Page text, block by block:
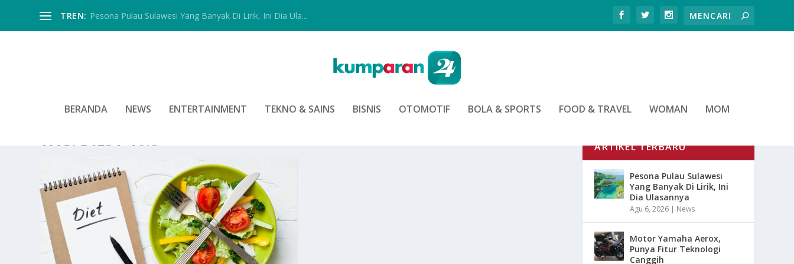
TREN: Pesona Pulau Sulawesi Yang Banyak Di Lirik, Ini Dia Ula...
BERANDA NEWS ENTERTAINMENT TEKNO & SAINS BISNIS OTOMOTIF BOLA & SPORTS FOOD & TRAVEL WOMAN MOM
TAG: DIEST 16:8 ARTIKEL TERBARU
Pesona Pulau Sulawesi
Yang Banyak Di Lirik, Ini
Dia Ulasannya
Agu 6, 2026 | News
Motor Yamaha Aerox,
Punya Fitur Teknologi
Canggih